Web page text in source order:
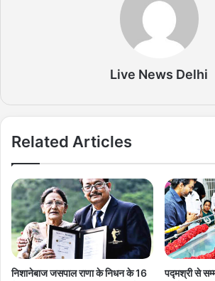
Live News Delhi
Related Articles
निशानेबाज जसपाल राणा के निधन के 16
पद्मश्री से